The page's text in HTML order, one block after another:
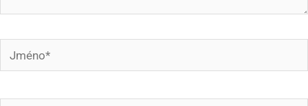
Jméno*